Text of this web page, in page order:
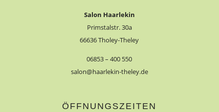
Salon Haarlekin
Primstalstr. 30a
66636 Tholey-Theley
06853 – 400 550
salon@haarlekin-theley.de
ÖFFNUNGSZEITEN